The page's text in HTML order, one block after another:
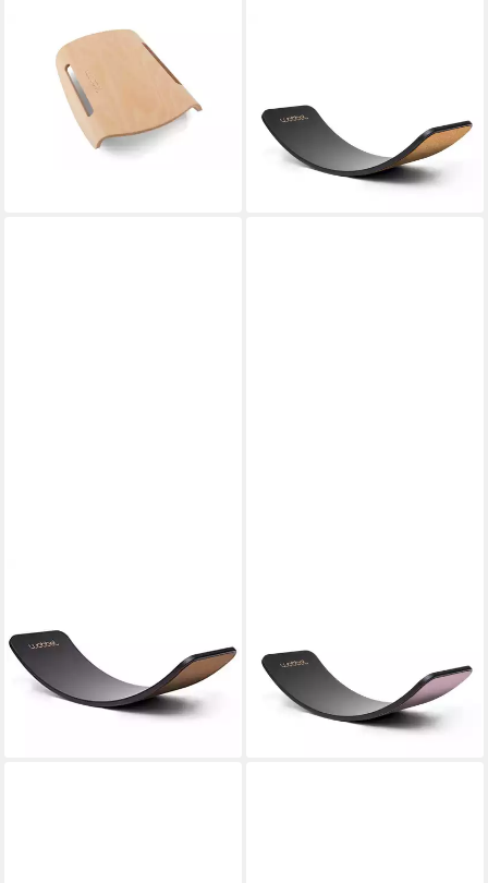
WOBBEL
Balanceboard Wobbel Sup
89,09 € UVP
lieferbar - in 3-4 Werktagen bei dir
Wash, Kork
122,17 €
UVP
-28%
lieferbar - in 3-4 Werktagen bei dir
Original - Limited Edition Black
Wash, Filz braun
118,60 €
UVP165,00 €
Wash, Filz Wildrose
129,36 €
UVP
-28%
lieferbar - in 3-4 Werktagen bei dir